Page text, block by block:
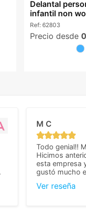
Delantal
infantil non
Ref: 62803
Precio desde
M C
Todo genial!!
Hicimos
esta empresa
gustó mucho
que valoramos mucho
Ver reseña